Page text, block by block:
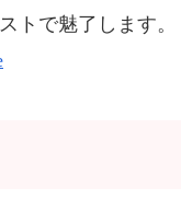
トで魅了します。